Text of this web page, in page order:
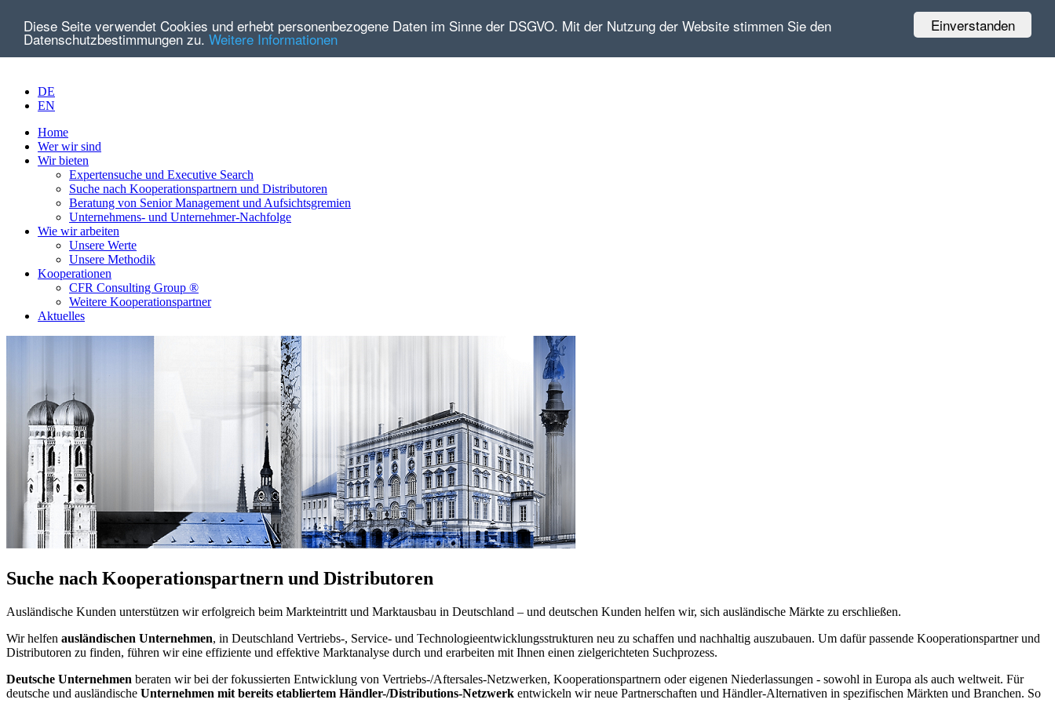
Einverstanden
Diese Seite verwendet Cookies und erhebt personenbezogene Daten im Sinne der DSGVO. Mit der Nutzung der Website stimmen Sie den
Datenschutzbestimmungen zu. Weitere Informationen
DE
EN
Home
Wer wir sind
Wir bieten
Expertensuche und Executive Search
Suche nach Kooperationspartnern und Distributoren
Beratung von Senior Management und Aufsichtsgremien
Unternehmens- und Unternehmer-Nachfolge
Wie wir arbeiten
Unsere Werte
Unsere Methodik
Kooperationen
CFR Consulting Group ®
Weitere Kooperationspartner
Aktuelles
Suche nach Kooperationspartnern und Distributoren
Ausländische Kunden unterstützen wir erfolgreich beim Markteintritt und Marktausbau in Deutschland – und deutschen Kunden helfen wir, sich ausländische Märkte zu erschließen.
Wir helfen ausländischen Unternehmen, in Deutschland Vertriebs-, Service- und Technologieentwicklungsstrukturen neu zu schaffen und nachhaltig auszubauen. Um dafür passende Kooperationspartner und
Distributoren zu finden, führen wir eine effiziente und effektive Marktanalyse durch und erarbeiten mit Ihnen einen zielgerichteten Suchprozess.
Deutsche Unternehmen beraten wir bei der fokussierten Entwicklung von Vertriebs-/Aftersales-Netzwerken, Kooperationspartnern oder eigenen Niederlassungen - sowohl in Europa als auch weltweit. Für
deutsche und ausländische Unternehmen mit bereits etabliertem Händler-/Distributions-Netzwerk entwickeln wir neue Partnerschaften und Händler-Alternativen in spezifischen Märkten und Branchen. So